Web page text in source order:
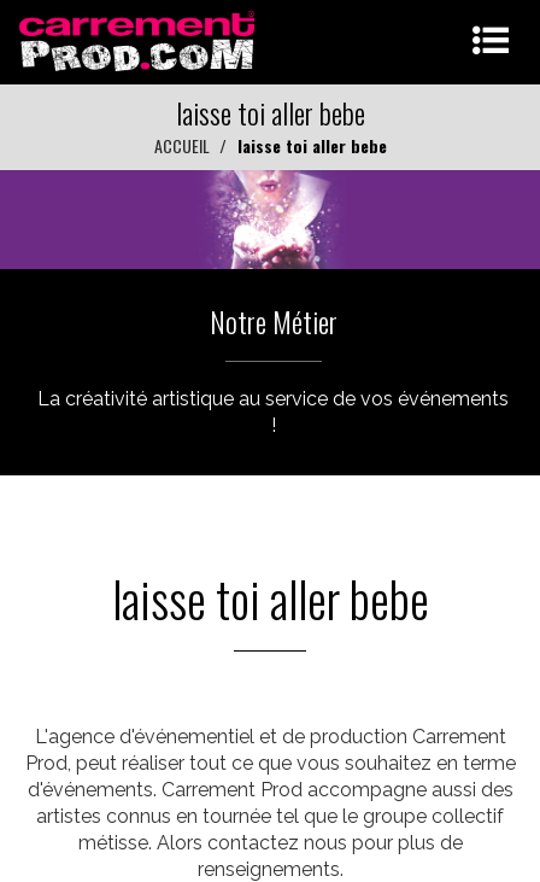
laisse toi aller bebe
ACCUEIL laisse toi aller bebe
Notre Métier
La créativité artistique au service de vos événements
!
laisse toi aller bebe
L'agence d'événementiel et de production Carrement
Prod, peut réaliser tout ce que vous souhaitez en terme
d'événements. Carrement Prod accompagne aussi des
artistes connus en tournée tel que le groupe collectif
métisse. Alors contactez nous pour plus de
renseignements.